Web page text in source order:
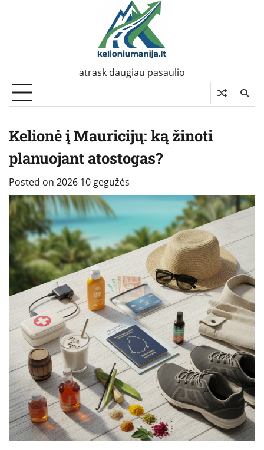
atrask daugiau pasaulio
Kelionė į Mauricijų: ką žinoti
planuojant atostogas?
Posted on 2026 10 gegužės